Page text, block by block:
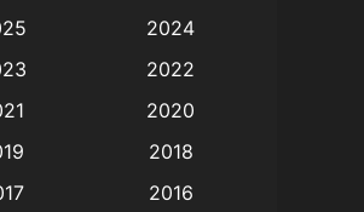
การ์ตูน
อนิเมะ
2024
2022
2020
2018
2016